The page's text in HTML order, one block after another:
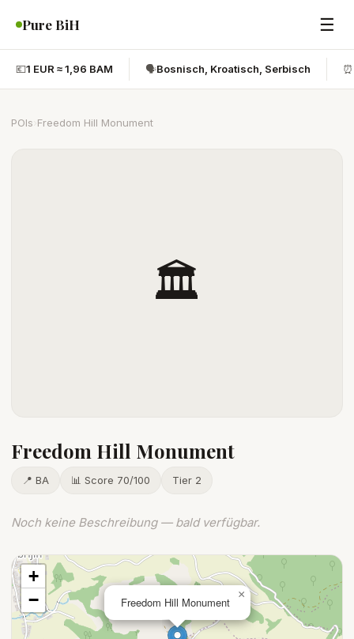
Pure BiH ☰
💶1 EUR ≈ 1,96 BAM 🗣️Bosnisch, Kroatisch, Serbisch ⏰
POIs Freedom Hill Monument
🏛️
Freedom Hill Monument
📍 BA 📊 Score 70/100 Tier 2
Noch keine Beschreibung — bald verfügbar.
Freedom Hill Monument
×
+
−